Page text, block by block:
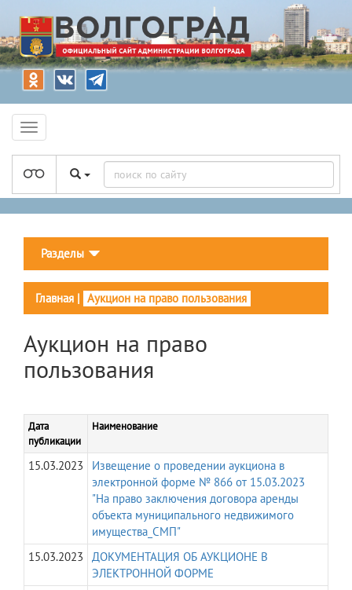
Разделы
Главная | Аукцион на право пользования
Аукцион на право
пользования
Дата
публикации
Наименование
15.03.2023
Извещение о проведении аукциона в
электронной форме № 866 от 15.03.2023
"На право заключения договора аренды
объекта муниципального недвижимого
имущества_СМП"
15.03.2023
ДОКУМЕНТАЦИЯ ОБ АУКЦИОНЕ В
ЭЛЕКТРОННОЙ ФОРМЕ